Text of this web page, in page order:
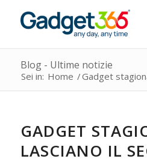
Blog - Ultime notizie
Sei in: Home /Gadget
GADGET
LASCIANO IL